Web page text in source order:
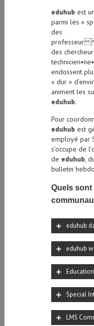
eduhub est
parmi les «
des
des
endossent
« dur »
animent les
eduhub.
Pour
eduhub est
employé par
s’occupe de
de eduhub,
bulletin
Quels sont
eduhub
eduhub
Special
LMS